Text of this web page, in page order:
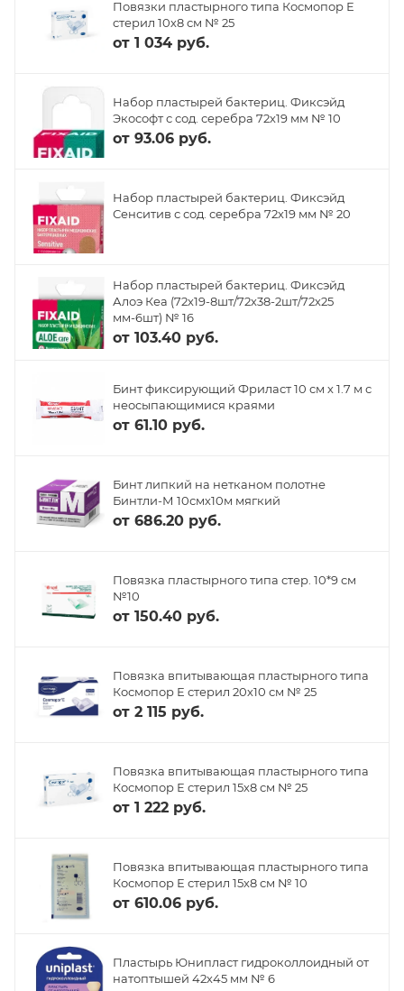
Повязки пластырного типа Космопор Е
стерил 10х8 см № 25
от 1 034 руб.
Набор пластырей бактериц. Фиксэйд
Экософт с сод. серебра 72х19 мм № 10
от 93.06 руб.
Набор пластырей бактериц. Фиксэйд
Сенситив с сод. серебра 72х19 мм № 20
Набор пластырей бактериц. Фиксэйд
Алоэ Кеа (72х19-8шт/72х38-2шт/72х25
мм-6шт) № 16
от 103.40 руб.
Бинт фиксирующий Фриласт 10 см х 1.7 м с
неосыпающимися краями
от 61.10 руб.
Бинт липкий на нетканом полотне
Бинтли-М 10смх10м мягкий
от 686.20 руб.
Повязка пластырного типа стер. 10*9 см
№10
от 150.40 руб.
Повязка впитывающая пластырного типа
Космопор Е стерил 20х10 см № 25
от 2 115 руб.
Повязка впитывающая пластырного типа
Космопор Е стерил 15х8 см № 25
от 1 222 руб.
Повязка впитывающая пластырного типа
Космопор Е стерил 15х8 см № 10
от 610.06 руб.
Пластырь Юнипласт гидроколлоидный от
натоптышей 42х45 мм № 6